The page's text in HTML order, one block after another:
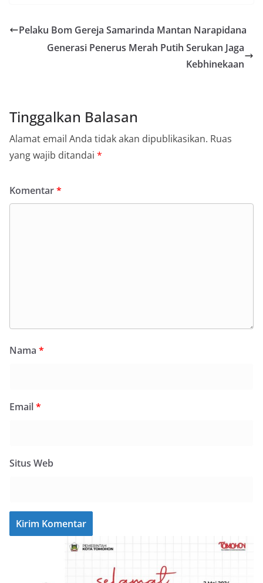
Pelaku Bom Gereja Samarinda Mantan Narapidana
Generasi Penerus Merah Putih Serukan Jaga
Kebhinekaan
Tinggalkan Balasan
Alamat email Anda tidak akan dipublikasikan. Ruas
yang wajib ditandai *
Komentar*
Nama *
Email*
Situs Web